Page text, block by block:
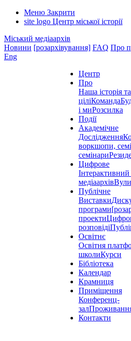
Меню Закрити
site logo Центр міської історії
Міський медіаархів
Новини [розархівування] FAQ Про
Eng
Центр
Про
Наша історія та
ціліКоманда
і миРозсилка
Події
Академічне
Дослідження
воркшопи,
семінари
Цифрове
Інтерактивний
медіаархів
Публічне
Виставки
програми
проекти
розповіді
Освітнє
Освітня
школиКурси
Бібліотека
Календар
Крамниця
Приміщення
Конференц-
зал
Контакти